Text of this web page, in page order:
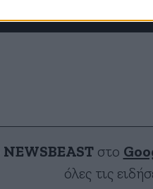
NEWSBEASTστο
όλες τις